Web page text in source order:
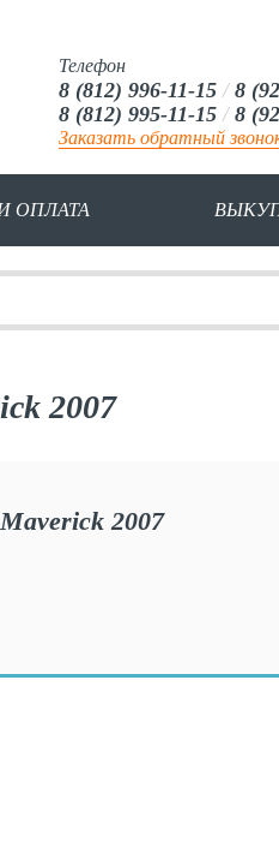
Телефон
8 (812) 996-11-15 / 8
8 (812) 995-11-15 / 8
Заказать обратный
ОПЛАТА
2007
Maverick 2007